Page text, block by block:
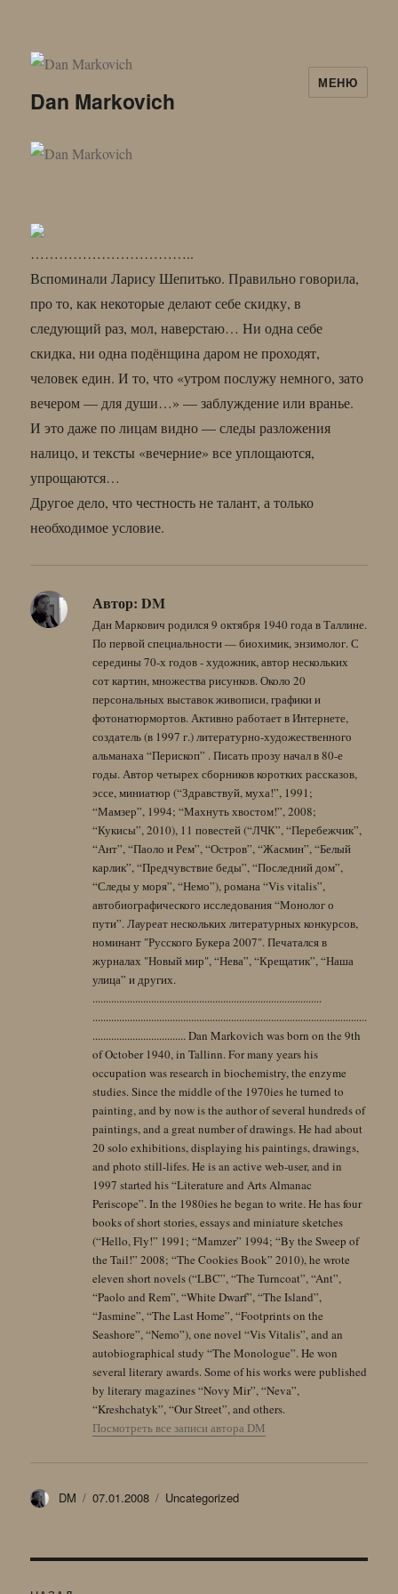
Dan Markovich
МЕНЮ
……………………………..
Вспоминали Ларису Шепитько. Правильно говорила,
про то, как некоторые делают себе скидку, в
следующий раз, мол, наверстаю… Ни одна себе
скидка, ни одна подёнщина даром не проходят,
человек един. И то, что «утром послужу немного, зато
вечером — для души…» — заблуждение или вранье.
И это даже по лицам видно — следы разложения
налицо, и тексты «вечерние» все уплощаются,
упрощаются…
Другое дело, что честность не талант, а только
необходимое условие.
Автор: DM
Дан Маркович родился 9 октября 1940 года в Таллине.
По первой специальности — биохимик, энзимолог. С
середины 70-х годов - художник, автор нескольких
сот картин, множества рисунков. Около 20
персональных выставок живописи, графики и
фотонатюрмортов. Активно работает в Интернете,
создатель (в 1997 г.) литературно-художественного
альманаха “Перископ” . Писать прозу начал в 80-е
годы. Автор четырех сборников коротких рассказов,
эссе, миниатюр (“Здравствуй, муха!”, 1991;
“Мамзер”, 1994; “Махнуть хвостом!”, 2008;
“Кукисы”, 2010), 11 повестей (“ЛЧК”, “Перебежчик”,
“Ант”, “Паоло и Рем”, “Остров”, “Жасмин”, “Белый
карлик”, “Предчувствие беды”, “Последний дом”,
“Следы у моря”, “Немо”), романа “Vis vitalis”,
автобиографического исследования “Монолог о
пути”. Лауреат нескольких литературных конкурсов,
номинант "Русского Букера 2007". Печатался в
журналах "Новый мир", “Нева”, “Крещатик”, “Наша
улица” и других.
......................................................................................
.......................................................................................................
................................... Dan Markovich was born on the 9th
of October 1940, in Tallinn. For many years his
occupation was research in biochemistry, the enzyme
studies. Since the middle of the 1970ies he turned to
painting, and by now is the author of several hundreds of
paintings, and a great number of drawings. He had about
20 solo exhibitions, displaying his paintings, drawings,
and photo still-lifes. He is an active web-user, and in
1997 started his “Literature and Arts Almanac
Periscope”. In the 1980ies he began to write. He has four
books of short stories, essays and miniature sketches
(“Hello, Fly!” 1991; “Mamzer” 1994; “By the Sweep of
the Tail!” 2008; “The Cookies Book” 2010), he wrote
eleven short novels (“LBC”, “The Turncoat”, “Ant”,
“Paolo and Rem”, “White Dwarf”, “The Island”,
“Jasmine”, “The Last Home”, “Footprints on the
Seashore”, “Nemo”), one novel “Vis Vitalis”, and an
autobiographical study “The Monologue”. He won
several literary awards. Some of his works were published
by literary magazines “Novy Mir”, “Neva”,
“Kreshchatyk”, “Our Street”, and others.
Посмотреть все записи автора DM
Автор
DM Опубликовано
07.01.2008 Рубрики
Uncategorized